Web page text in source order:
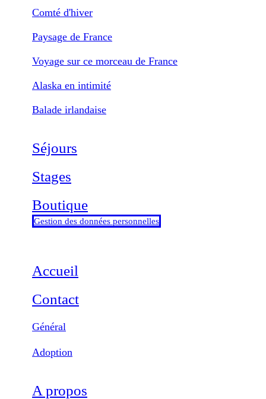
Comté d'hiver
Paysage de France
Voyage sur ce morceau de France
Alaska en intimité
Balade irlandaise
Séjours
Stages
Boutique
Gestion des données personnelles
Accueil
Contact
Général
Adoption
A propos